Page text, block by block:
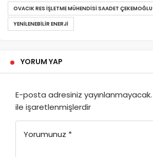
OVACIK RES İŞLETME MÜHENDISI SAADET ÇEKEMOĞLU
YENILENEBILIR ENERJI
YORUM YAP
E-posta adresiniz yayınlanmayacak.
ile işaretlenmişlerdir
Yorumunuz *